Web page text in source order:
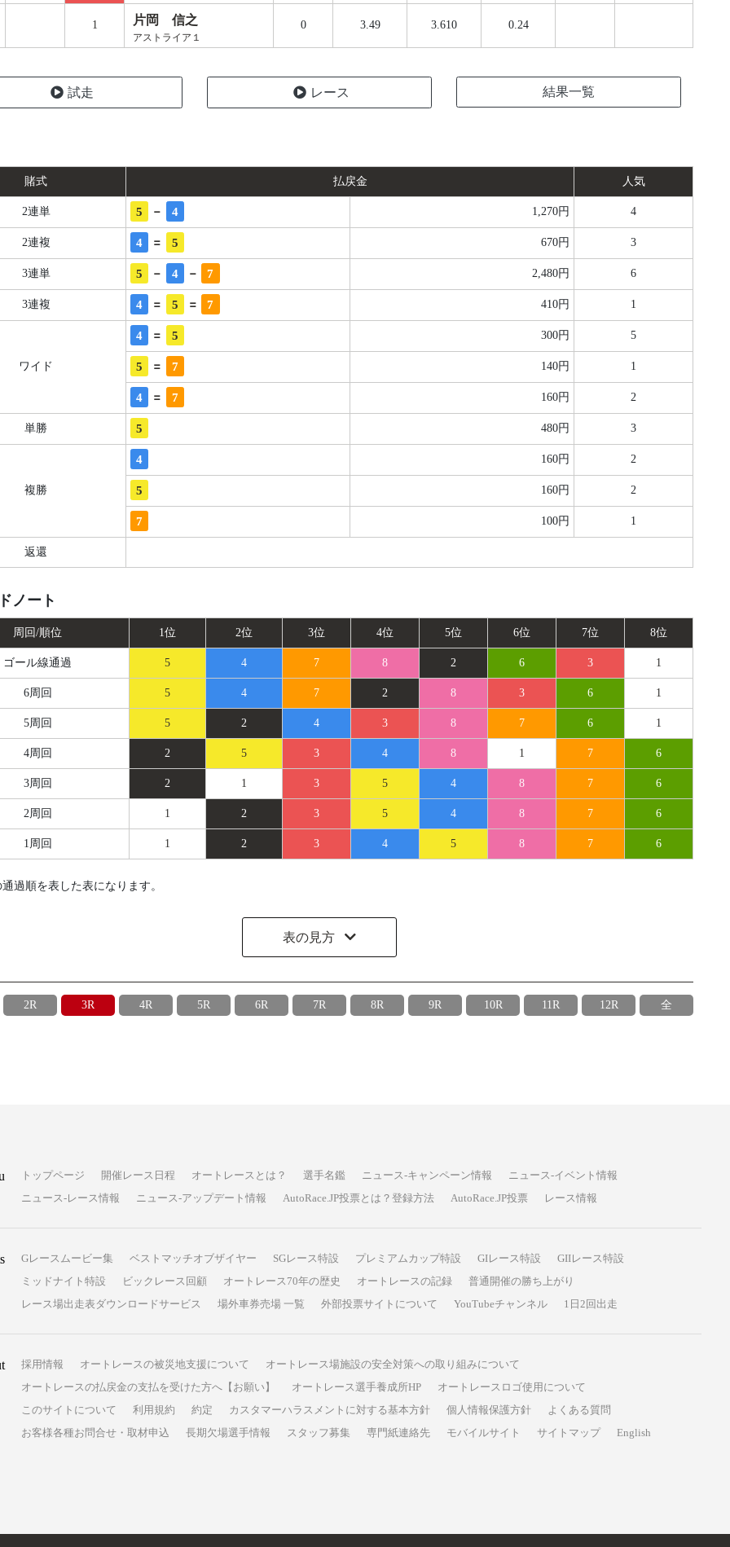
1 片岡 信之
アストライア１
0 3.49 3.610 0.24
試走 レース 結果一覧
賭式 払戻金 人気
2連単 5 - 4 1,270円 4
2連複 4 = 5 670円 3
3連単 5 - 4 - 7 2,480円 6
3連複 4 = 5 = 7 410円 1
ワイド
4 = 5 300円 5
5 = 7 140円 1
4 = 7 160円 2
単勝 5 480円 3
複勝
4 160円 2
5 160円 2
7 100円 1
返還
ノート
周回/順位 1位 2位 3位 4位 5位 6位 7位 8位
ゴール線通過 5 4 7 8 2 6 3 1
6周回 5 4 7 2 8 3 6 1
5周回 5 2 4 3 8 7 6 1
4周回 2 5 3 4 8 1 7 6
3周回 2 1 3 5 4 8 7 6
2周回 1 2 3 5 4 8 7 6
1周回 1 2 3 4 5 8 7 6
過順を表した表になります。
表の見方
2R 3R 4R 5R 6R 7R 8R 9R 10R 11R 12R 全
トップページ 開催レース日程 オートレースとは？ 選手名鑑 ニュース-キャンペーン情報
ニュース-イベント情報
ニュース-レース情報
ニュース-アップデート情報 AutoRace.JP投票とは？登録方法 AutoRace.JP投票 レース情報
Gレースムービー集 ベストマッチオブザイヤー SGレース特設 プレミアムカップ特設 GIレース特設
GIIレース特設
ミッドナイト特設
ビックレース回顧 オートレース70年の歴史 オートレースの記録
普通開催の勝ち上がり
レース場出走表ダウンロードサービス
場外車券売場 一覧 外部投票サイトについて YouTubeチャンネル 1日2回出走
採用情報 オートレースの被災地支援について
オートレース場施設の安全対策への取り組みについて
オートレースの払戻金の支払を受けた方へ【お願い】
オートレース選手養成所HP
オートレースロゴ使用について
このサイトについて
利用規約 約定 カスタマーハラスメントに対する基本方針 個人情報保護方針
よくある質問
お客様各種お問合せ・取材申込
長期欠場選手情報 スタッフ募集 専門紙連絡先 モバイルサイト サイトマップ English